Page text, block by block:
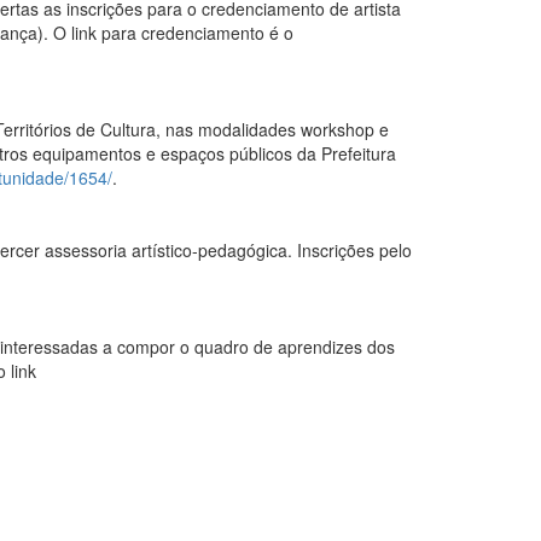
as inscrições para o credenciamento de artista
O link para credenciamento é o
de Cultura, nas modalidades workshop e
equipamentos e espaços públicos da Prefeitura
1654/.
assessoria artístico-pedagógica. Inscrições pelo
a compor o quadro de aprendizes dos
link